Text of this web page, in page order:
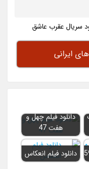
سریال عقرب عاشق
ایرانی
دانلود فیلم چهل و
هفت 47
دانلود فیلم انعکاس